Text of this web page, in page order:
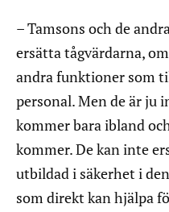
– Tamsons och de
ersätta tågvärdarna,
andra funktioner som
personal. Men de är ju
kommer bara ibland
kommer. De kan inte
utbildad i säkerhet i
som direkt kan hjälpa